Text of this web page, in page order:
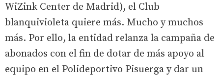
WiZink Center de Madrid), el Club
blanquivioleta quiere más. Mucho y muchos
más. Por ello, la entidad relanza la campaña de
abonados con el fin de dotar de más apoyo al
equipo en el Polideportivo Pisuerga y dar un